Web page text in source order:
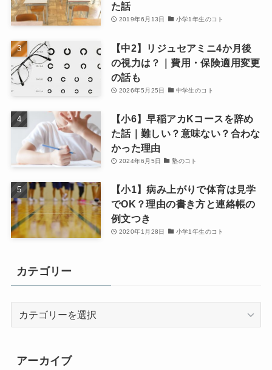
た話
2019年6月13日 小学1年生のコト
【中2】リジュセアミニ4か月後
の視力は？｜費用・保険適用変更
の話も
2026年5月25日 中学生のコト
【小6】早稲アカKコースを辞め
た話｜難しい？意味ない？合わな
かった理由
2024年6月5日 塾のコト
【小1】病み上がりで体育は見学
でOK？理由の書き方と連絡帳の
例文つき
2020年1月28日 小学1年生のコト
カテゴリー
リ
アーカイブ